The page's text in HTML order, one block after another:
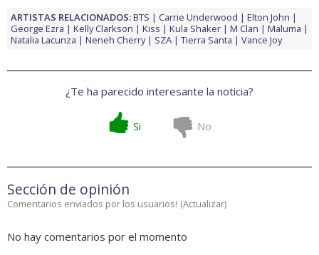
ARTISTAS RELACIONADOS:BTS Carrie Underwood
Elton John
George Ezra
Kelly Clarkson Kiss Kula Shaker M Clan
Maluma
Natalia Lacunza
Neneh Cherry SZA Tierra Santa Vance Joy
¿Te ha parecido interesante la noticia?
Si No
Sección de opinión
Comentarios enviados por los usuarios! (Actualizar)
No hay comentarios por el momento